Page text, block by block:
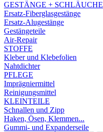
GESTÄNGE + SCHLÄUCHE
Ersatz-Fiberglasgestänge
Ersatz-Alugestänge
Gestängeteile
Air-Repair
STOFFE
Kleber und Klebefolien
Nahtdichter
PFLEGE
Imprägniermittel
Reinigungsmittel
KLEINTEILE
Schnallen und Zipp
Haken, Ösen, Klemmen...
Gummi- und Expanderseile